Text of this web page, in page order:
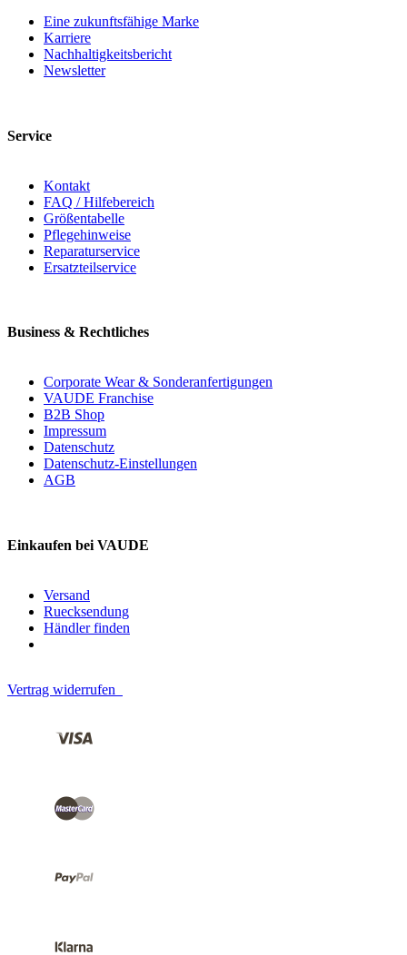
Eine zukunftsfähige Marke
Karriere
Nachhaltigkeitsbericht
Newsletter
Service
Kontakt
FAQ / Hilfebereich
Größentabelle
Pflegehinweise
Reparaturservice
Ersatzteilservice
Business & Rechtliches
Corporate Wear & Sonderanfertigungen
VAUDE Franchise
B2B Shop
Impressum
Datenschutz
Datenschutz-Einstellungen
AGB
Einkaufen bei VAUDE
Versand
Ruecksendung
Händler finden
Vertrag widerrufen